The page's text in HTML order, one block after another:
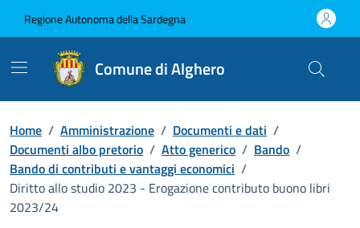
Regione Autonoma della Sardegna
Comune di Alghero
Home / Amministrazione / Documenti e dati /
Documenti albo pretorio / Atto generico / Bando /
Bando di contributi e vantaggi economici /
Diritto allo studio 2023 - Erogazione contributo buono libri
2023/24